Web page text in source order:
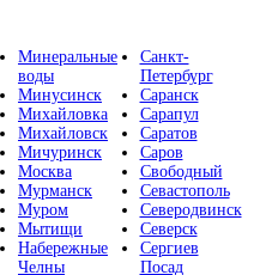
Минеральные
воды
Минусинск
Михайловка
Михайловск
Мичуринск
Москва
Мурманск
Муром
Мытищи
Набережные
Челны
Санкт-
Петербург
Саранск
Сарапул
Саратов
Саров
Свободный
Севастополь
Северодвинск
Северск
Сергиев
Посад